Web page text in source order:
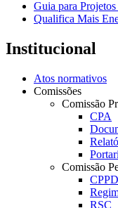
Guia para
Qualifica Mais
Institucional
Atos normativos
Comissões
Comissão
CPA
Comissão
CPPD
RSC